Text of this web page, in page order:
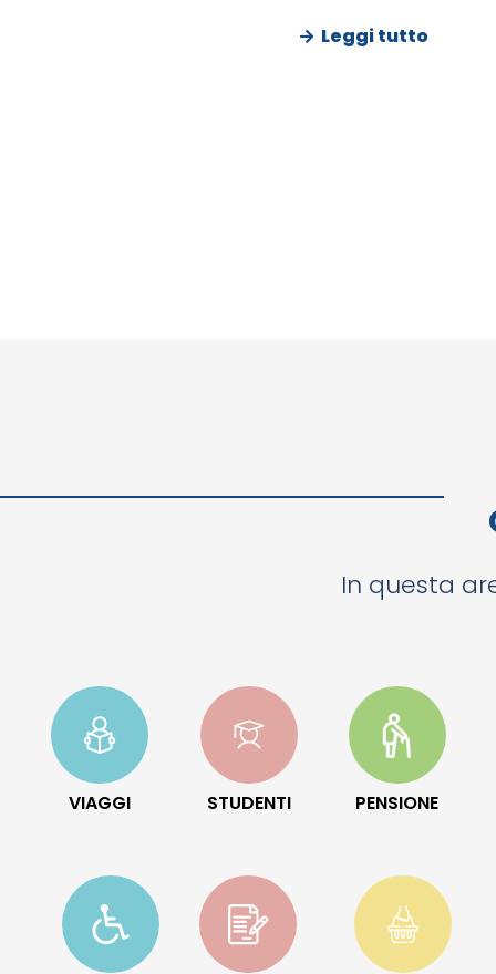
Leggi tutto
In questa
VIAGGI STUDENTI PENSIONE